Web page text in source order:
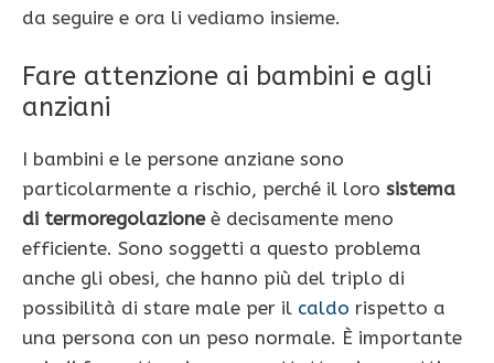
da seguire e ora li vediamo insieme.
Fare attenzione ai bambini e agli
anziani
I bambini e le persone anziane sono
particolarmente a rischio, perché il loro sistema
di termoregolazioneè decisamente meno
efficiente. Sono soggetti a questo problema
anche gli obesi, che hanno più del triplo di
possibilità di stare male per il caldo rispetto a
una persona con un peso normale. È importante